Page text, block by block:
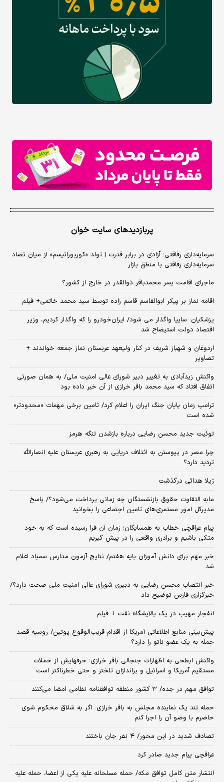
پربازدیدهای سایت خوان
سرمایه‌داری رفاقتی؛ آزادی در برابر قدرت | تولد «کورپوراتیسم» از میان تضاد
سرمایه‌داری رفاقتی با منطق بازار
ماجرای اقامت پسر محمدباقر ذوالقدر در خارج از کشور؟
اقامه نماز بر پیکر ابوالقاسم قاسم زاده توسط سید محمد خاتمی+ فیلم
پزشکیان: سایپا واگذار می شود/ ایران‌خودرو را که واگذار کردیم، وزیر
اقتصاد دولت استیضاح شد
اردوغان و شهباز شریف در کنار ولیعهد عربستان نماز جمعه خواندند +
تصاویر
واکنش زیدآبادی به تغییر دبیر شورای عالی امنیت ملی/ به همان صورتی
اتفاق افتاد که سید محمد باقر خرازی از آن خبر داده بود
ترامپ زمان پایان جنگ ایران را اعلام کرد/ تامین برخی مهمات «محدودتر»
شده است
توئیت جدید محسن رضایی درباره بازشدن تنگه هرمز
چرا مصر در پیوستن به ائتلاف دریایی به رهبری عربستان علیه انصارالله
تردید دارد؟
ژیلا هدائی درگذشت
مابه التفاوت حقوق بازنشستگان چه زمانی پرداخت می‌شود؟/ پاسخ
مدیرکل امور مستمری‌های تامین اجتماعی را بخوانید
پیام عراقچی خطاب به همسایگان؛ زمان آن فرا رسیده است که به خود
متکی باشیم و برادری واقعی را در پیش گیریم
خبر مهم برای دانش آموزان پایه هفتم/ نتایج آزمون مدارس سمپاد اعلام
شد
خبر انتصاب محسن رضایی به دبیری شورای عالی امنیت ملی صحت دارد؟/
خبرگزاری فارس توضیح داد
انفجار مهیب در یک پالایشگاه نفت + فیلم
پیش‌بینی منابع اطلاعاتی آمریکا از اقدام قریب‌الوقوع پوتین/ روسیه قصد
حمله به یک عضو ناتو را دارد؟
واکنش ابطحی به اظهارات جنجالی باقر خرازی؛ حرفهایش از حملات
مستقیم آمریکا و اسرائیل و براندازان تلختر و حتی خطرناکتر است
توافق مهم در جده/ ۳ کشور منطقه توافقنامه نظامی امضا می‌کنند
حمله تند یک نماینده مجلس به باقر خرازی: اگر به شلاق محکوم شوی
حاضرم با وضو آن را اجرا کنم
تصادف شدید در این محور/ ۴ نفر جان باختند
عراقچی پیام جدید صادر کرد
انتشار متن کامل توافق مکه/ حمله مسلحانه علیه یکی از اعضا، حمله علیه